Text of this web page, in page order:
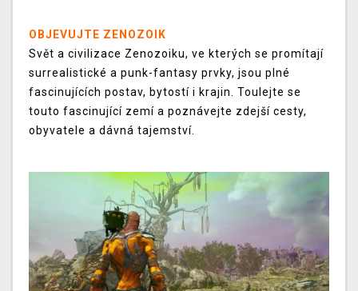
OBJEVUJTE ZENOZOIK
Svět a civilizace Zenozoiku, ve kterých se promítají
surrealistické a punk-fantasy prvky, jsou plné
fascinujících postav, bytostí i krajin. Toulejte se
touto fascinující zemí a poznávejte zdejší cesty,
obyvatele a dávná tajemství.